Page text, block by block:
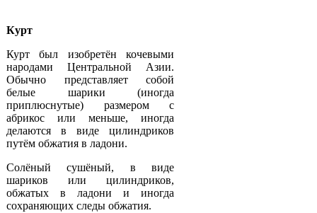
Курт
Курт был изобретён кочевыми
народами Центральной Азии.
Обычно представляет собой
белые шарики (иногда
приплюснутые) размером с
абрикос или меньше, иногда
делаются в виде цилиндриков
путём обжатия в ладони.
Солёный сушёный, в виде
шариков или цилиндриков,
обжатых в ладони и иногда
сохраняющих следы обжатия.